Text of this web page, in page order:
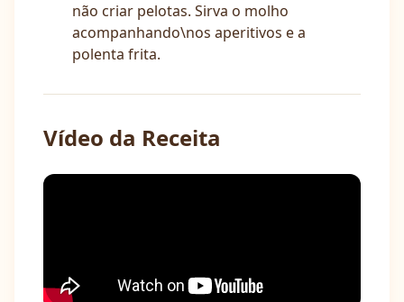
não criar pelotas. Sirva o molho
acompanhando\nos aperitivos e a
polenta frita.
Vídeo da Receita